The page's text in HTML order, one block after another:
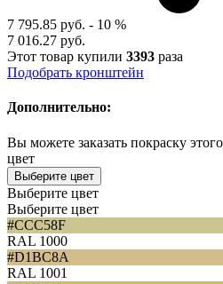
7 795.85 руб. - 10 %
7 016.27 руб.
Этот товар купили 3393 раза
Подобрать кронштейн
Дополнительно:
Вы можете заказать покраску
цвет
Выберите цвет
Выберите цвет
Выберите цвет
#CCC58F
RAL 1000
#D1BC8A
RAL 1001